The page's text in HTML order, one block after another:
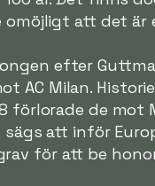
omöjligt att det är
efter
AC Milan.
förlorade de mot
att inför
för att be